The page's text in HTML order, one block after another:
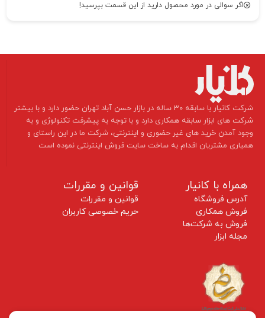
اگر سوالی در مورد محصول دارید از این قسمت بپرسید!
​شرکت کانیار با سابقه 30 ساله در بازار حسن آباد تهران حضور دارد و با بیشتر
شرکت های ابزار سابقه همکاری دارد و با توجه به پیشرفت تکنولوژی و به
وجود آمدن خرید های غیر حضوری و اینترنتی، شرکت ما در این راستای و
همیاری مشتریان اقدام به ساخت سایت فروش اینترنتی نموده است ​​​​​​​
همراه با کانیار
آدرس فروشگاه
فروش همکاری
فروش به شرکت‌ها
مجله ابزار
قوانین و مقررات
قوانین و مقررات
حریم خصوصی کاربران